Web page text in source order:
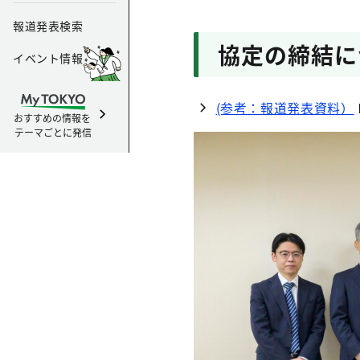
報道発表検索
イベント情報
おすすめの情報を
テーマごとに発信
協定の締結
(参考：報道発表資料）